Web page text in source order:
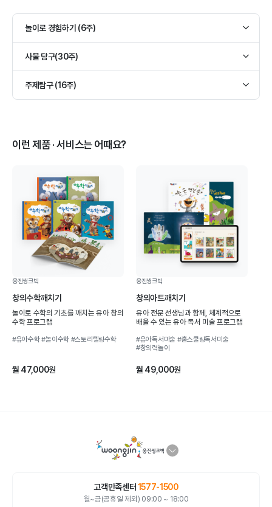
커리큘럼
놀이로 경험하기 (6주)
사물 탐구(30주)
주제탐구 (16주)
이런 제품 · 서비스는 어때요?
웅진씽크빅
창의수학깨치기
놀이로 수학의 기초를 깨치는 유아 창의
수학 프로그램
#유아수학#놀이수학 #스토리텔링수학
월 47,000원
웅진씽크빅
창의아트깨치기
유아 전문 선생님과 함께, 체계적으로
배울 수 있는 유아 독서 미술 프로그램
#유아독서미술 #홈스쿨링독서미술
#창의력놀이
월 49,000원
고객만족센터 1577-1500
월~금(공휴일 제외) 09:00 ~ 18:00